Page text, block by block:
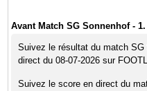
Avant Match SG Sonnenhof -
Suivez le résultat du match
direct du 08-07-2026 sur
Suivez le score en direct du